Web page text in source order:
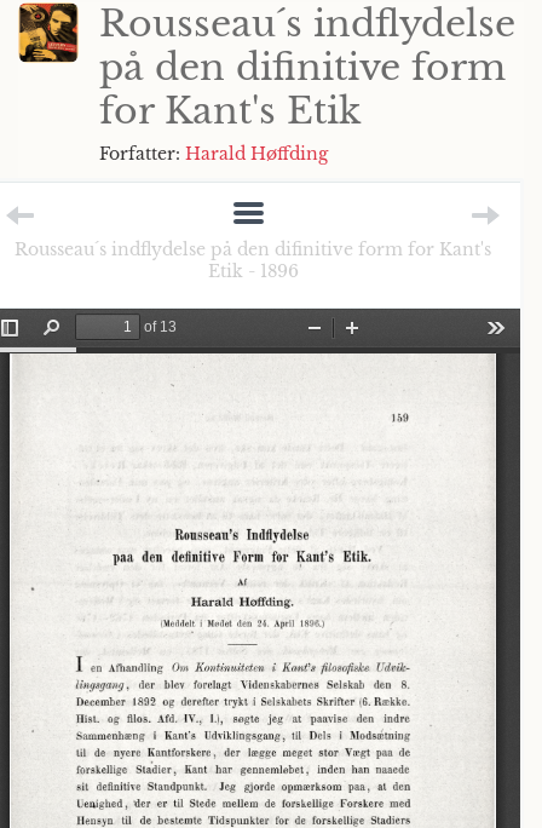
Rousseau´s indflydelse
på den difinitive form
for Kant's Etik
Forfatter: Harald Høffding
Rousseau´s indflydelse på den difinitive form for Kant's
Etik - 1896